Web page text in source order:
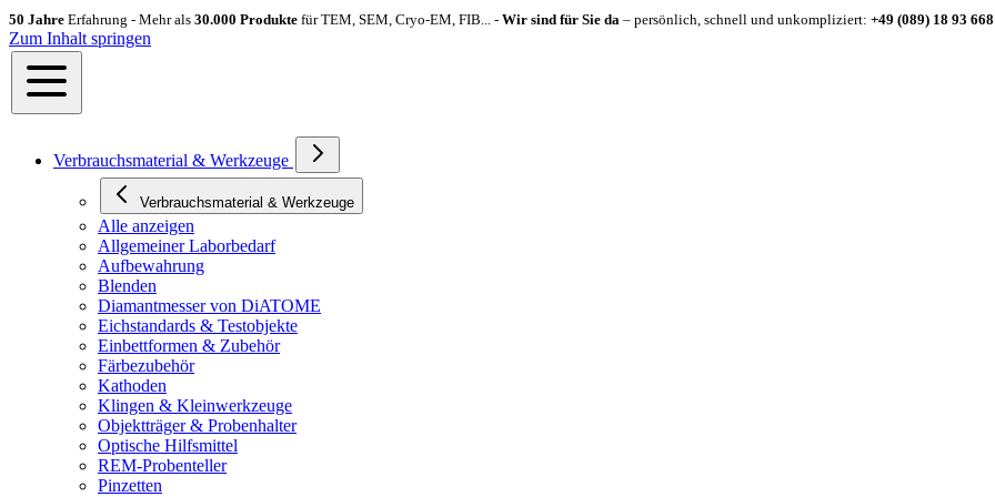
50 Jahre Erfahrung - Mehr als 30.000 Produkte für TEM, SEM, Cryo-EM, FIB... - Wir sind für Sie da – persönlich, schnell und unkompliziert: +49 (089) 18 93
Zum Inhalt springen
Verbrauchsmaterial & Werkzeuge
Verbrauchsmaterial & Werkzeuge
Alle anzeigen
Allgemeiner Laborbedarf
Aufbewahrung
Blenden
Diamantmesser von DiATOME
Eichstandards & Testobjekte
Einbettformen & Zubehör
Färbezubehör
Kathoden
Klingen & Kleinwerkzeuge
Objektträger & Probenhalter
Optische Hilfsmittel
REM-Probenteller
Pinzetten